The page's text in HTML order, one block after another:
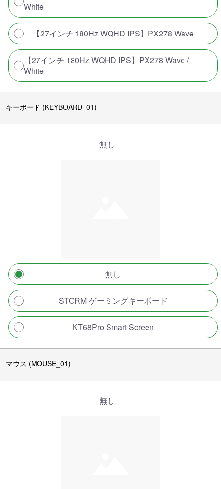
White
【27インチ 180Hz WQHD IPS】PX278 Wave
【27インチ 180Hz WQHD IPS】PX278 Wave /
White
キーボード (KEYBOARD_01)
無し
無し
STORM ゲーミングキーボード
KT68Pro Smart Screen
マウス (MOUSE_01)
無し